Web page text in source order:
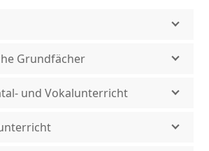
Grundfächer
und Vokalunterricht